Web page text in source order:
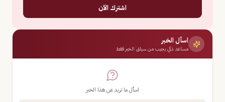
اشترك الآن
اسأل الخبر
مساعد ذكي يجيب من سياق الخبر فقط
اسأل ما تريد عن هذا الخبر